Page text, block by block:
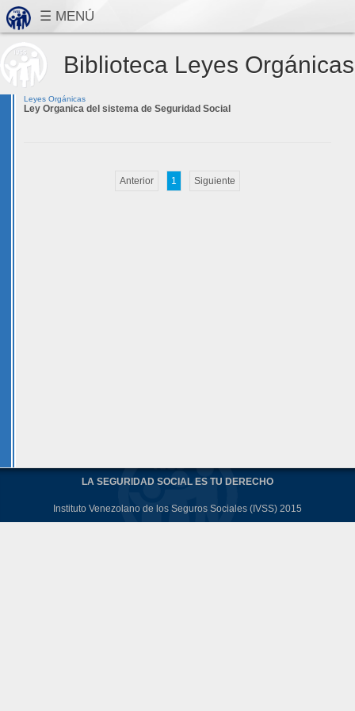
Biblioteca Leyes Orgánicas
Leyes Orgánicas
Ley Organica del sistema de Seguridad Social
Anterior 1 Siguiente
LA SEGURIDAD SOCIAL ES TU DERECHO
Instituto Venezolano de los Seguros Sociales (IVSS) 2015